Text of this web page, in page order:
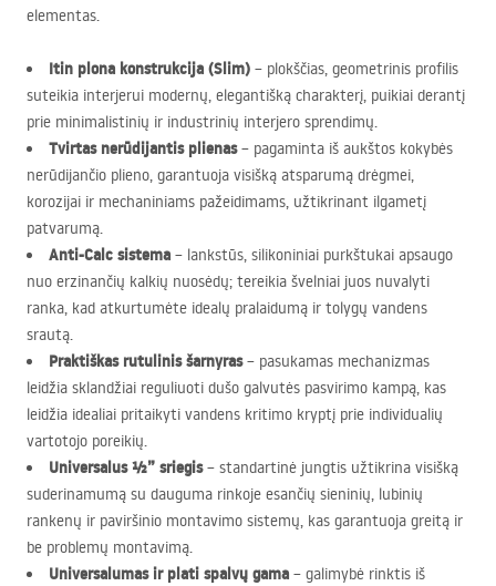
elementas.
Itin plona konstrukcija (Slim) – plokščias, geometrinis profilis
suteikia interjerui modernų, elegantišką charakterį, puikiai derantį
prie minimalistinių ir industrinių interjero sprendimų.
Tvirtas nerūdijantis plienas– pagaminta iš aukštos kokybės
nerūdijančio plieno, garantuoja visišką atsparumą drėgmei,
korozijai ir mechaniniams pažeidimams, užtikrinant ilgametį
patvarumą.
Anti-Calc sistema – lankstūs, silikoniniai purkštukai apsaugo
nuo erzinančių kalkių nuosėdų; tereikia švelniai juos nuvalyti
ranka, kad atkurtumėte idealų pralaidumą ir tolygų vandens
srautą.
Praktiškas rutulinis šarnyras– pasukamas mechanizmas
leidžia sklandžiai reguliuoti dušo galvutės pasvirimo kampą, kas
leidžia idealiai pritaikyti vandens kritimo kryptį prie individualių
vartotojo poreikių.
Universalus ½” sriegis– standartinė jungtis užtikrina visišką
suderinamumą su dauguma rinkoje esančių sieninių, lubinių
rankenų ir paviršinio montavimo sistemų, kas garantuoja greitą ir
be problemų montavimą.
Universalumas ir plati spalvų gama – galimybė rinktis iš